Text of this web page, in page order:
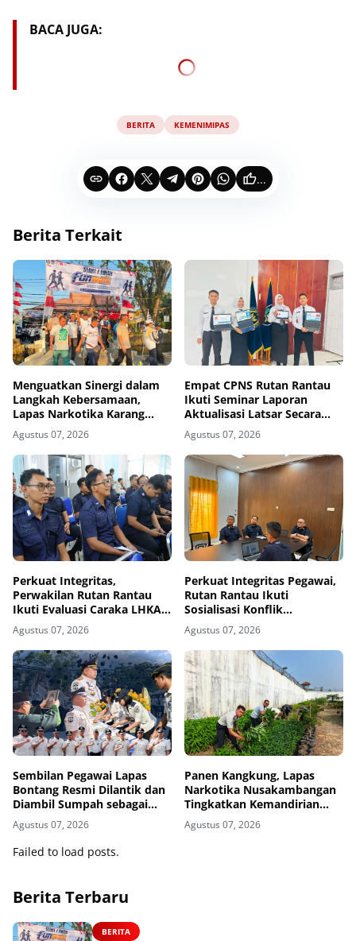
BACA JUGA:
BERITA KEMENIMIPAS
...
Berita Terkait
Menguatkan Sinergi dalam
Langkah Kebersamaan,
Lapas Narkotika Karang
Intan Ikuti Fun Walk HUT
Ke-81 RI
Agustus 07, 2026
Empat CPNS Rutan Rantau
Ikuti Seminar Laporan
Aktualisasi Latsar Secara
Virtual
Agustus 07, 2026
Perkuat Integritas,
Perwakilan Rutan Rantau
Ikuti Evaluasi Caraka LHKAN
di Banjarmasin
Agustus 07, 2026
Perkuat Integritas Pegawai,
Rutan Rantau Ikuti
Sosialisasi Konflik
Kepentingan serta
Monitoring dan Evaluasi
Caraka LHKAN Secara Virtual
Agustus 07, 2026
Sembilan Pegawai Lapas
Bontang Resmi Dilantik dan
Diambil Sumpah sebagai
Pegawai Negeri Sipil
Agustus 07, 2026
Panen Kangkung, Lapas
Narkotika Nusakambangan
Tingkatkan Kemandirian
Pangan
Agustus 07, 2026
Failed to load posts.
Berita Terbaru
BERITA